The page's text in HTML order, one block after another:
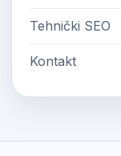
Tehnički SEO
Kontakt